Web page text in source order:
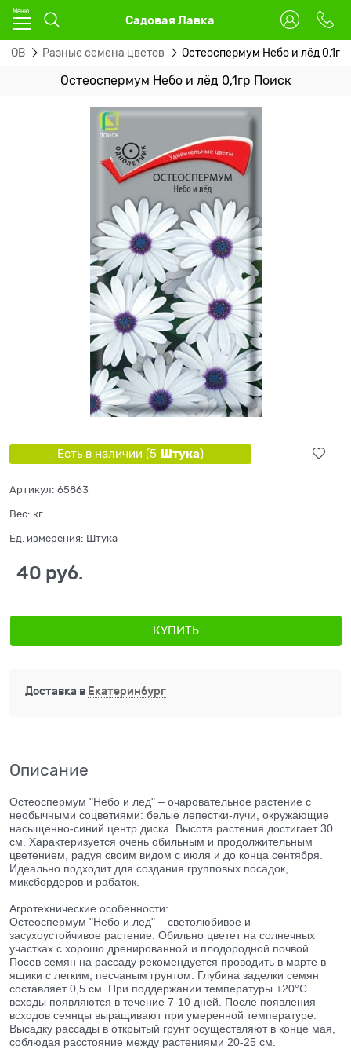
Садовая Лавка
Разные семена цветов Остеоспермум Небо и лёд 0,1гр
Остеоспермум Небо и лёд 0,1гр Поиск
Есть в наличии (5 Штука)
Артикул: 65863
Вес: кг.
Ед. измерения: Штука
40 руб.
КУПИТЬ
Доставка в Екатеринбург
Описание
Остеоспермум "Небо и лед" – очаровательное растение с
необычными соцветиями: белые лепестки-лучи, окружающие
насыщенно-синий центр диска. Высота растения достигает 30
см. Характеризуется очень обильным и продолжительным
цветением, радуя своим видом с июля и до конца сентября.
Идеально подходит для создания групповых посадок,
миксбордеров и рабаток.
Агротехнические особенности:
Остеоспермум "Небо и лед" – светолюбивое и
засухоустойчивое растение. Обильно цветет на солнечных
участках с хорошо дренированной и плодородной почвой.
Посев семян на рассаду рекомендуется проводить в марте в
ящики с легким, песчаным грунтом. Глубина заделки семян
составляет 0,5 см. При поддержании температуры +20°C
всходы появляются в течение 7-10 дней. После появления
всходов сеянцы выращивают при умеренной температуре.
Высадку рассады в открытый грунт осуществляют в конце мая,
соблюдая расстояние между растениями 20-25 см.